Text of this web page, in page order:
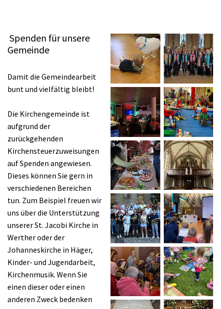
Spenden für unsere
Gemeinde
Damit die Gemeindearbeit
bunt und vielfältig bleibt!
Die Kirchengemeinde ist
aufgrund der
zurückgehenden
Kirchensteuerzuweisungen
auf Spenden angewiesen.
Dieses können Sie gern in
verschiedenen Bereichen
tun. Zum Beispiel freuen wir
uns über die Unterstützung
unserer St. Jacobi Kirche in
Werther oder der
Johanneskirche in Häger,
Kinder- und Jugendarbeit,
Kirchenmusik. Wenn Sie
einen dieser oder einen
anderen Zweck bedenken